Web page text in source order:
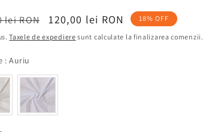
lei RON
Preț
redus
120,00 lei RON 18% OFF
Taxele de expediere sunt calculate la finalizarea comenzii.
: Auriu